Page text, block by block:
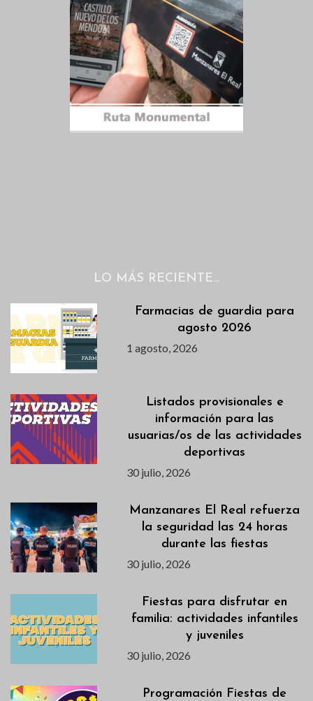
LO MÁS RECIENTE…
Farmacias de guardia para
agosto 2026
1 agosto, 2026
Listados provisionales e
información para las
usuarias/os de las actividades
deportivas
30 julio, 2026
Manzanares El Real refuerza
la seguridad las 24 horas
durante las fiestas
30 julio, 2026
Fiestas para disfrutar en
familia: actividades infantiles
y juveniles
30 julio, 2026
Programación Fiestas de